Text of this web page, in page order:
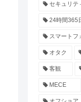
セキュリテ
24時間365
スマートフ
オタク
客観
MECE